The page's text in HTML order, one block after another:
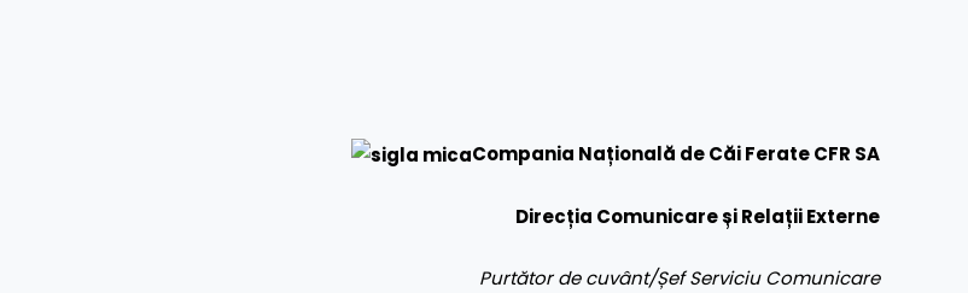
Compania Națională de Căi Ferate CFR SA
Direcția Comunicare și Relații Externe
Purtător de cuvânt/Șef Serviciu Comunicare